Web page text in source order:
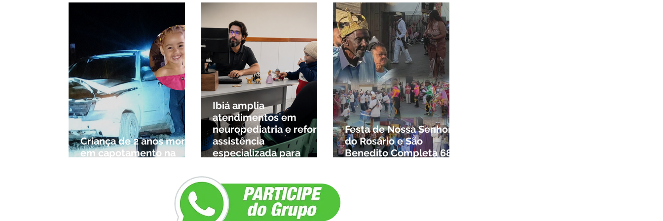
Criança de 2 anos morre
em capotamento na
Ibiá amplia
atendimentos em
neuropediatria e reforça
assistência
especializada para
região
Festa de Nossa Senhora
do Rosário e São
Benedito Completa 68